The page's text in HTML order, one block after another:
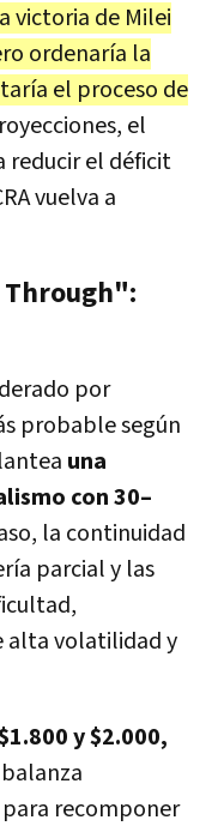
victoria de Milei
ordenaría la
el proceso de
el
reducir el déficit
vuelva a
Through":
por
probable según
una
con30–
la continuidad
parcial y las
,
alta volatilidad y
y $2.000,
recomponer